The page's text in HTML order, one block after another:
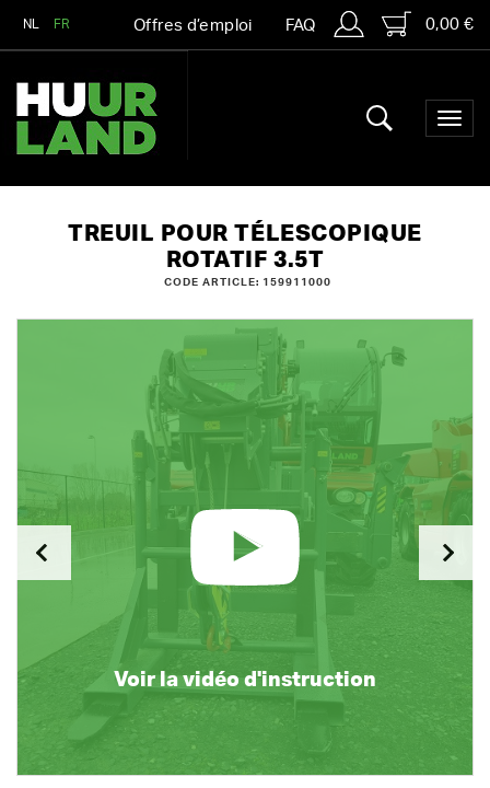
NL FR Offres d’emploi FAQ 0,00 €
TREUIL POUR TÉLESCOPIQUE
ROTATIF 3.5T
CODE ARTICLE: 159911000
Voir la vidéo d'instruction